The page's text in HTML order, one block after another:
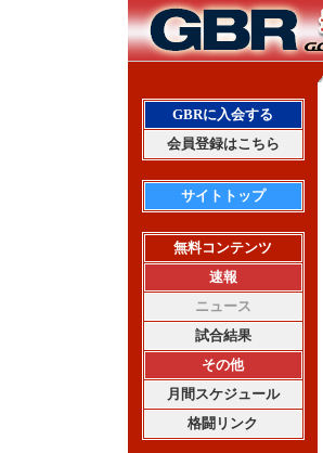
GBRに入会する
会員登録はこちら
サイトトップ
無料コンテンツ
速報
ニュース
試合結果
その他
月間スケジュール
格闘リンク